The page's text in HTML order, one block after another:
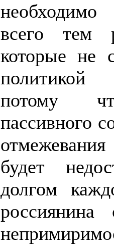
всего тем
которые не
потому
пассивного
будет
долгом
россиянина